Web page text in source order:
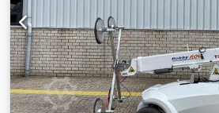
bereik: 10,8 m * Hefvermogen: 2.400
2.505 kg Cjdpfx Aiozcmt Ueijrf *
geldig tot september 2026 *